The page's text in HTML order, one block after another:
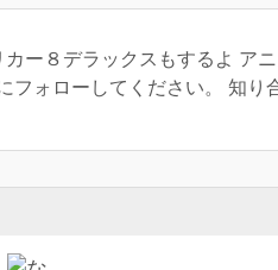
ー８デラックスもするよ ア
フォローしてください。 知